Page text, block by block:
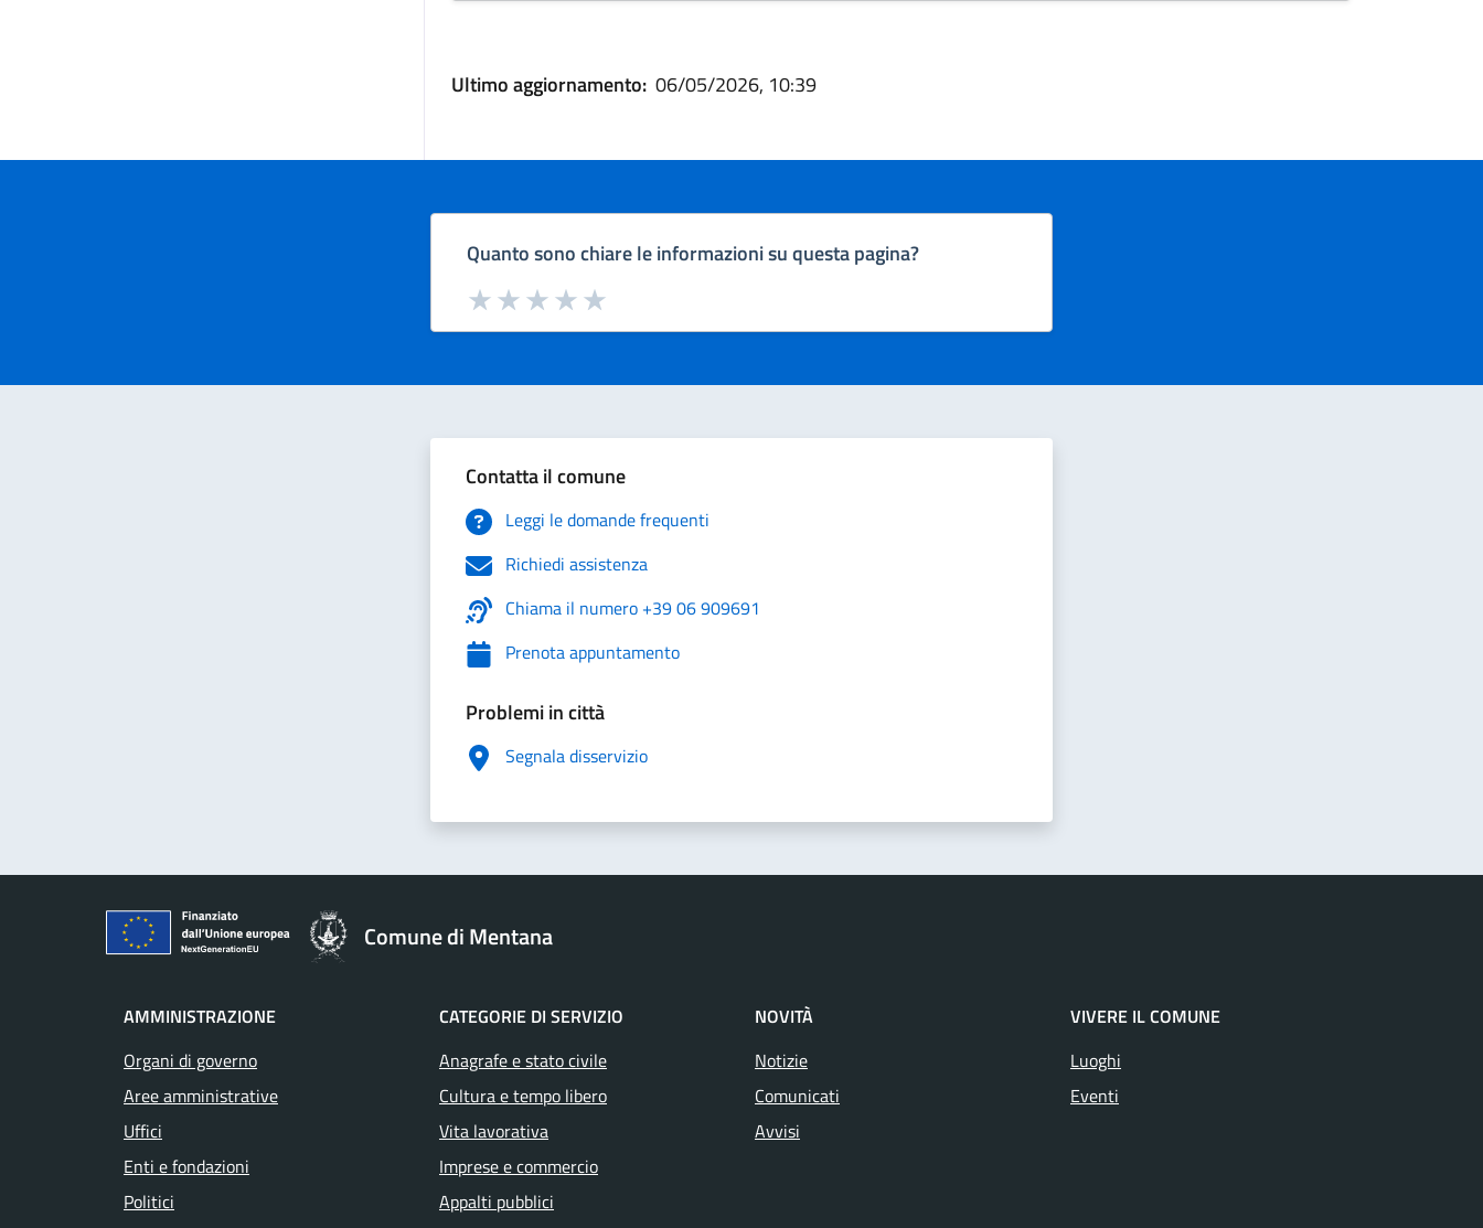
Ultimo aggiornamento: 06/05/2026, 10:39
Quanto sono chiare le informazioni su questa pagina?
Valuta da 1 a 5 stelle la pagina
Valuta 5 stelle su 5
Valuta 4 stelle su 5
Valuta 3 stelle su 5
Valuta 2 stelle su 5
Valuta 1 stelle su 5
Contatta il comune
Leggi le domande frequenti
Richiedi assistenza
Chiama il numero +39 06 909691
Prenota appuntamento
Problemi in città
Segnala disservizio
Comune di Mentana
AMMINISTRAZIONE
Organi di governo
Aree amministrative
Uffici
Enti e fondazioni
Politici
CATEGORIE DI SERVIZIO
Anagrafe e stato civile
Cultura e tempo libero
Vita lavorativa
Imprese e commercio
Appalti pubblici
NOVITÀ
Notizie
Comunicati
Avvisi
VIVERE IL COMUNE
Luoghi
Eventi